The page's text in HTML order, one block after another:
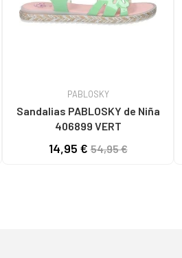
PABLOSKY
Sandalias PABLOSKY de Niña
406899 VERT
14,95 €54,95 €